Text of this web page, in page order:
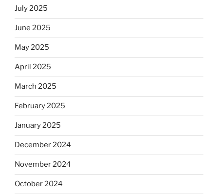
July 2025
June 2025
May 2025
April 2025
March 2025
February 2025
January 2025
December 2024
November 2024
October 2024